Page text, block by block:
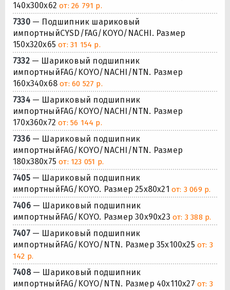
140x300x62от: 26 791 р.
7330— Подшипник шариковый
импортныйCYSD/FAG/KOYO/NACHI. Размер
150x320x65от: 31 154 р.
7332— Шариковый подшипник
импортныйFAG/KOYO/NACHI/NTN. Размер
160x340x68от: 60 527 р.
7334— Шариковый подшипник
импортныйFAG/KOYO/NACHI/NTN. Размер
170x360x72от: 56 144 р.
7336— Шариковый подшипник
импортныйFAG/KOYO/NACHI/NTN. Размер
180x380x75от: 123 051 р.
7405— Шариковый подшипник
импортныйFAG/KOYO. Размер 25x80x21 от: 3 069 р.
7406— Шариковый подшипник
импортныйFAG/KOYO. Размер 30x90x23 от: 3 388 р.
7407— Шариковый подшипник
импортныйFAG/KOYO/NTN. Размер 35x100x25 от: 3
142 р.
7408— Шариковый подшипник
импортныйFAG/KOYO/NTN. Размер 40x110x27 от: 3